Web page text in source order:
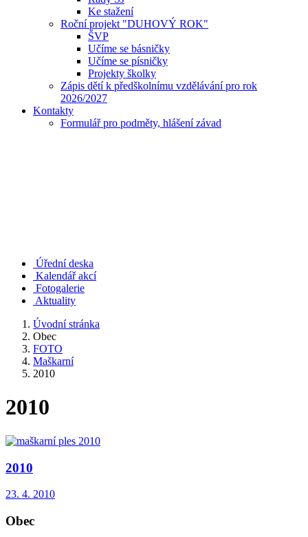
Ke stažení
Roční projekt "DUHOVÝ ROK"
ŠVP
Učíme se básničky
Učíme se písničky
Projekty školky
Zápis dětí k předškolnímu vzdělávání pro rok
2026/2027
Kontakty
Formulář pro podměty, hlášení závad
Úřední deska
Kalendář akcí
Fotogalerie
Aktuality
Úvodní stránka
Obec
FOTO
Maškarní
2010
2010
2010
23. 4. 2010
Obec